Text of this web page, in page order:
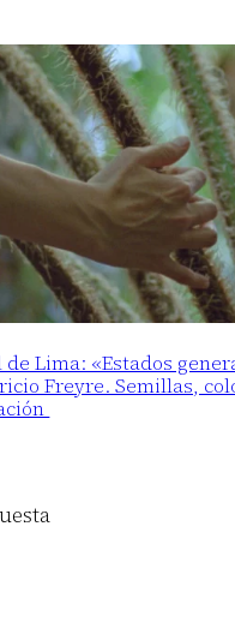
Lima: «Estados
Freyre. Semillas,